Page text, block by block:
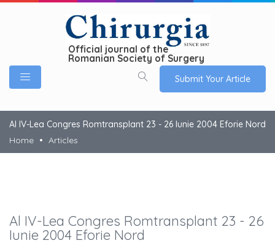
Official journal of the
Romanian Society of Surgery
Submit Your Article
Al IV-Lea Congres Romtransplant 23 - 26 Iunie 2004 Eforie Nord
Home
Articles
Al IV-Lea Congres Romtransplant 23 - 26
Iunie 2004 Eforie Nord